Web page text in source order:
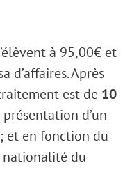
à 95,00€ et
d’affaires. Après
est de 10
d’un
et en fonction du
du